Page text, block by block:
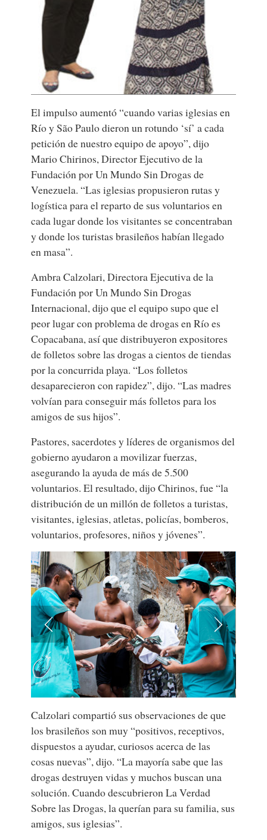
El impulso aumentó “cuando varias iglesias en
Río y São Paulo dieron un rotundo ‘sí’ a cada
petición de nuestro equipo de apoyo”, dijo
Mario Chirinos, Director Ejecutivo de la
Fundación por Un Mundo Sin Drogas de
Venezuela. “Las iglesias propusieron rutas y
logística para el reparto de sus voluntarios en
cada lugar donde los visitantes se concentraban
y donde los turistas brasileños habían llegado
en masa”.
Ambra Calzolari, Directora Ejecutiva de la
Fundación por Un Mundo Sin Drogas
Internacional, dijo que el equipo supo que el
peor lugar con problema de drogas en Río es
Copacabana, así que distribuyeron expositores
de folletos sobre las drogas a cientos de tiendas
por la concurrida playa. “Los folletos
desaparecieron con rapidez”, dijo. “Las madres
volvían para conseguir más folletos para los
amigos de sus hijos”.
Pastores, sacerdotes y líderes de organismos del
gobierno ayudaron a movilizar fuerzas,
asegurando la ayuda de más de 5.500
voluntarios. El resultado, dijo Chirinos, fue “la
distribución de un millón de folletos a turistas,
visitantes, iglesias, atletas, policías, bomberos,
voluntarios, profesores, niños y jóvenes”.
Calzolari compartió sus observaciones de que
los brasileños son muy “positivos, receptivos,
dispuestos a ayudar, curiosos acerca de las
cosas nuevas”, dijo. “La mayoría sabe que las
drogas destruyen vidas y muchos buscan una
solución. Cuando descubrieron La Verdad
Sobre las Drogas, la querían para su familia, sus
amigos, sus iglesias”.